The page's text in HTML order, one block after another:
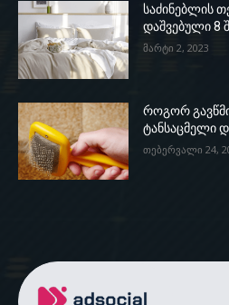
საძინებლის
დაშვებული 8
მარტი 2, 2023
როგორ
ტანსაცმელი
თებერვალი 24,